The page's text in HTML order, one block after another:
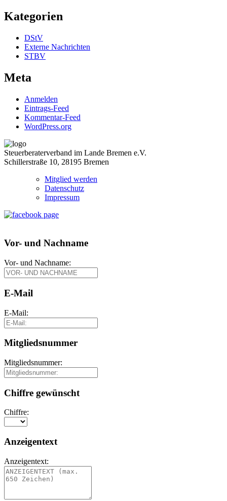
Kategorien
DStV
Externe Nachrichten
STBV
Meta
Anmelden
Eintrags-Feed
Kommentar-Feed
WordPress.org
Steuerberaterverband im Lande Bremen e.V.
Schillerstraße 10, 28195 Bremen
Mitglied werden
Datenschutz
Impressum
Vor- und Nachname
Vor- und Nachname:
E-Mail
E-Mail:
Mitgliedsnummer
Mitgliedsnummer:
Chiffre gewünscht
Chiffre:
Anzeigentext
Anzeigentext: